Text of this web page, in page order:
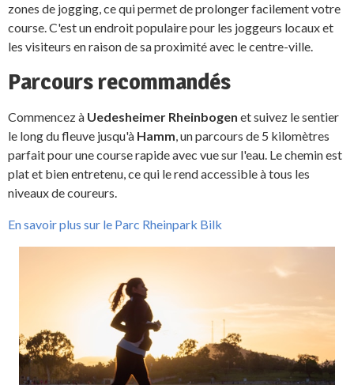
zones de jogging, ce qui permet de prolonger facilement votre
course. C'est un endroit populaire pour les joggeurs locaux et
les visiteurs en raison de sa proximité avec le centre-ville.
Parcours recommandés
Commencez à Uedesheimer Rheinbogen et suivez le sentier
le long du fleuve jusqu'à Hamm, un parcours de 5 kilomètres
parfait pour une course rapide avec vue sur l'eau. Le chemin est
plat et bien entretenu, ce qui le rend accessible à tous les
niveaux de coureurs.
En savoir plus sur le Parc Rheinpark Bilk